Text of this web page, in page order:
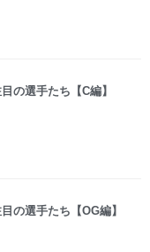
の選手たち【C編】
の選手たち【OG編】